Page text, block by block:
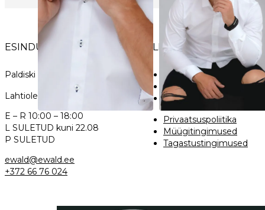
mitu
varianti.
Valikud
saab
valida
tootelehel
mitu
saab
valida
ESINDUSPOOD
Paldiski mnt. 29, Tallinn
Lahtiolekuajad:
E – R 10:00 – 18:00
L SULETUD kuni 22.08
P SULETUD
ewald@ewald.ee
+372 66 76 024
TELLIMINE
Tarneaeg
Tagastamine
Mõõdutabel
Privaatsuspoliitika
Müügitingimused
Tagastustingimused